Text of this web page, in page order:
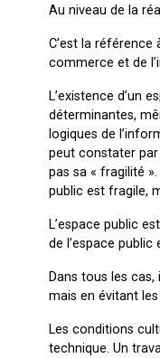
Au niveau de la
C’est la
commerce et de
L’existence d’un
déterminantes,
logiques de
peut constater par
pas sa « fragilité
public est fragile,
L’espace public
de l’espace
Dans tous les
mais en évitant les
Les conditions
technique. Un